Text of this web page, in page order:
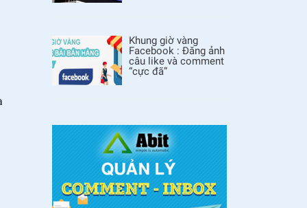
Khung giờ vàng
Facebook : Đăng ảnh
câu like và comment
“cực đã”